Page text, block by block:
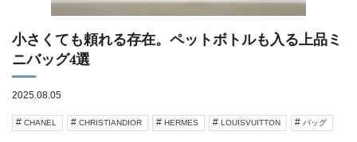
小さくても頼れる存在。ペットボトルも入る上品ミ
ニバッグ4選
2025.08.05
CHANEL CHRISTIANDIOR HERMES LOUISVUITTON バッグ